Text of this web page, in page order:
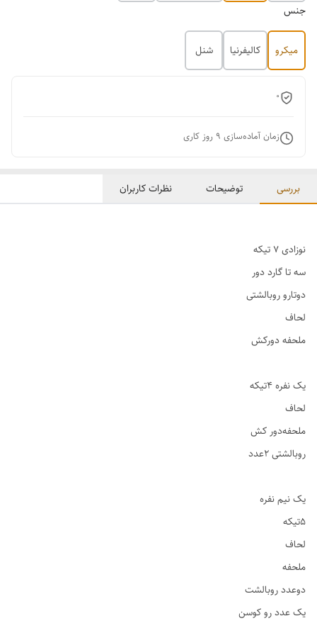
جنس
میکرو کالیفرنیا شنل
0
زمان آماده‌سازی 9 روز کاری
بررسی توضیحات نظرات کاربران
نوزادی ۷ تیکه
سه تا گارد دور
دوتارو روبالشتی
لحاف
ملحفه دورکش
یک نفره ۴تیکه
لحاف
ملحفه‌دور کش
روبالشتی ۲عدد
یک نیم نفره
۵تیکه
لحاف
ملحفه
دوعدد روبالشت
یک عدد رو کوسن